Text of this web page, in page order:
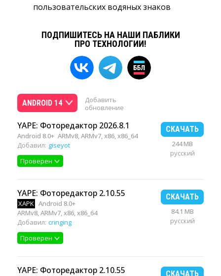
пользовательских водяных знаков
ПОДПИШИТЕСЬ НА НАШИ ПАБЛИКИ
ПРО ТЕХНОЛОГИИ!
ANDROID 14
Добавить
обновление
YAPE: Фоторедактор 2026.8.1
Android 8.0+ ARMv8, ARMv7, x86, x86_64
Добавил: giseyot
Проверен
СКАЧАТЬ
244 MB
русский
YAPE: Фоторедактор 2.10.55
XAPK Android 8.0+
ARMv8, ARMv7, x86, x86_64
Добавил: cringing
Проверен
СКАЧАТЬ
84.1 MB
русский
YAPE: Фоторедактор 2.10.55 СКАЧАТЬ